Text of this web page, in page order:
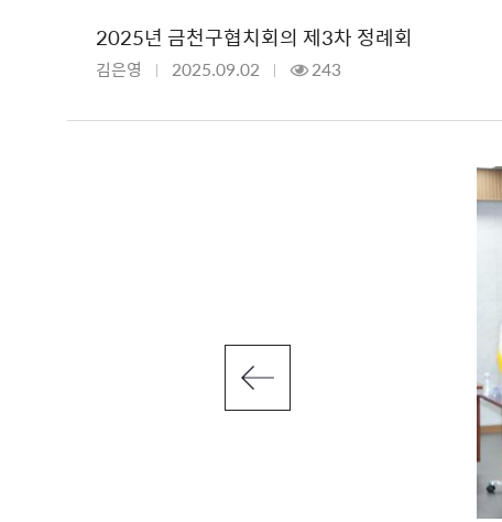
2025년 금천구협치회의 제3차 정례회
김은영 2025.09.02 243